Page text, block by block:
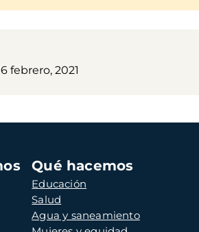
febrero, 2021
Qué hacemos
Educación
Salud
Agua y saneamiento